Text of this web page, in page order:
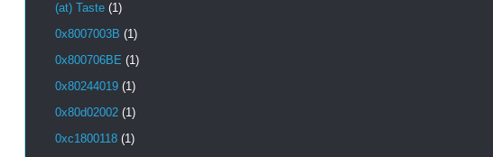
(at) Taste (1)
0x8007003B (1)
0x800706BE (1)
0x80244019 (1)
0x80d02002 (1)
0xc1800118 (1)